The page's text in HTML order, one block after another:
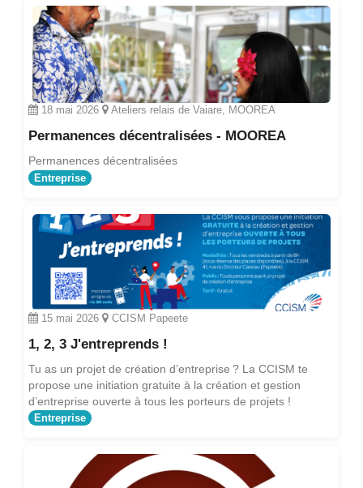
18 mai 2026 Ateliers relais de Vaiare, MOOREA
Permanences décentralisées - MOOREA
Permanences décentralisées
Entreprise
15 mai 2026 CCISM Papeete
1, 2, 3 J'entreprends !
Tu as un projet de création d’entreprise ? La CCISM te
propose une initiation gratuite à la création et gestion
d’entreprise ouverte à tous les porteurs de projets !
Entreprise